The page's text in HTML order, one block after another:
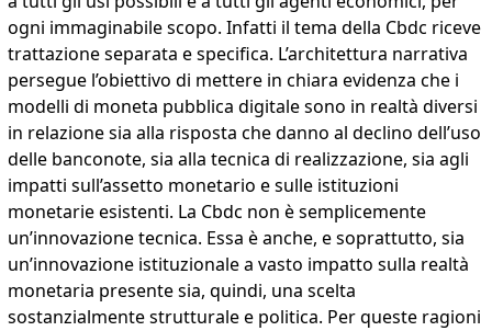
ogni immaginabile scopo. Infatti il tema della Cbdc riceve
trattazione separata e specifica. L’architettura narrativa
persegue l’obiettivo di mettere in chiara evidenza che i
modelli di moneta pubblica digitale sono in realtà diversi
in relazione sia alla risposta che danno al declino dell’uso
delle banconote, sia alla tecnica di realizzazione, sia agli
impatti sull’assetto monetario e sulle istituzioni
monetarie esistenti. La Cbdc non è semplicemente
un’innovazione tecnica. Essa è anche, e soprattutto, sia
un’innovazione istituzionale a vasto impatto sulla realtà
monetaria presente sia, quindi, una scelta
sostanzialmente strutturale e politica. Per queste ragioni